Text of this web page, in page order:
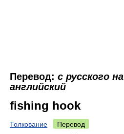
Перевод: с русского на
английский
fishing hook
Толкование Перевод